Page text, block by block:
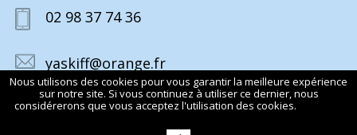
02 98 37 74 36
yaskiff@orange.fr
© 2015 Y’A SKIFF TOUS DROITS RÉSERVÉS
Nous utilisons des cookies pour vous garantir la meilleure expérience
sur notre site. Si vous continuez à utiliser ce dernier, nous
considérerons que vous acceptez l'utilisation des cookies.